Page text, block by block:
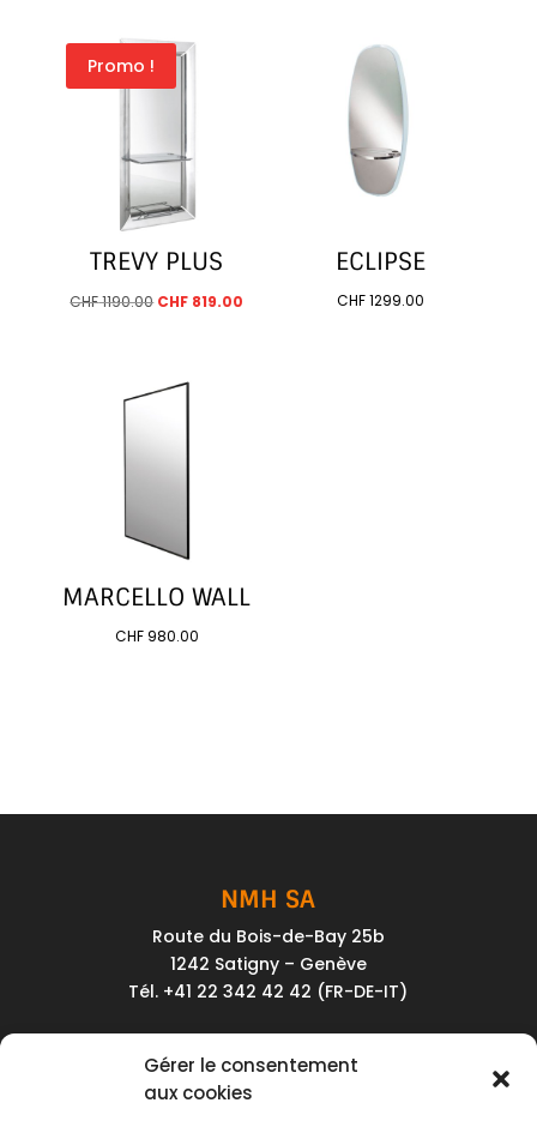
Gérer le consentement
aux cookies
Promo !
TREVY PLUS
CHF1190.00 Le
était :
CHF 819.00
ECLIPSE
CHF1299.00
MARCELLO WALL
CHF980.00
NMH SA
Route du Bois-de-Bay 25b
1242 Satigny – Genève
Tél. +41 22 342 42 42 (FR-DE-IT)
Service client
Conditions générales de vente